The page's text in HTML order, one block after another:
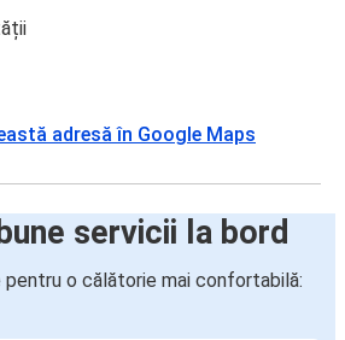
adresă în Google Maps
servicii la bord
pentru o călătorie mai confortabilă: